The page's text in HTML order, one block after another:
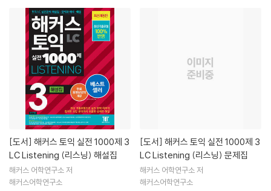
[도서]
LC Listening (리스닝) 해설집
해커스 어학연구소 저
해커스어학연구소
[도서]
LC Listening (리스닝) 문제집
해커스 어학연구소 저
해커스어학연구소